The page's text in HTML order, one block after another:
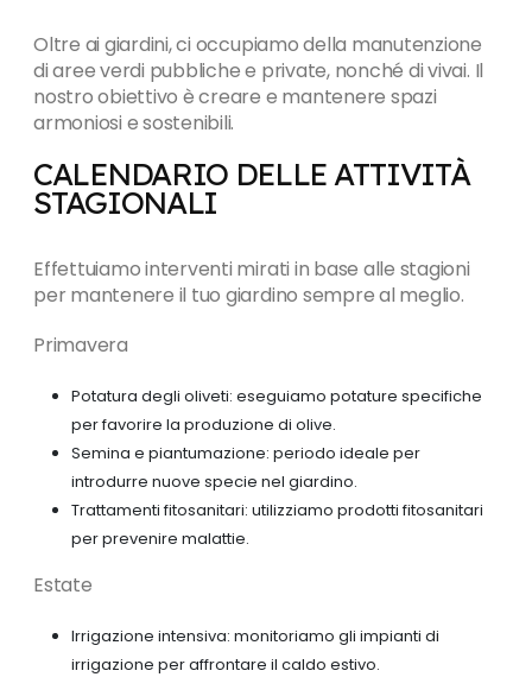
Oltre ai giardini, ci occupiamo della manutenzione
di aree verdi pubbliche e private, nonché di vivai. Il
nostro obiettivo è creare e mantenere spazi
armoniosi e sostenibili.
CALENDARIO DELLE ATTIVITÀ
STAGIONALI
Effettuiamo interventi mirati in base alle stagioni
per mantenere il tuo giardino sempre al meglio.
Primavera
Potatura degli oliveti: eseguiamo potature specifiche
per favorire la produzione di olive.
Semina e piantumazione: periodo ideale per
introdurre nuove specie nel giardino.
Trattamenti fitosanitari: utilizziamo prodotti fitosanitari
per prevenire malattie.
Estate
Irrigazione intensiva: monitoriamo gli impianti di
irrigazione per affrontare il caldo estivo.